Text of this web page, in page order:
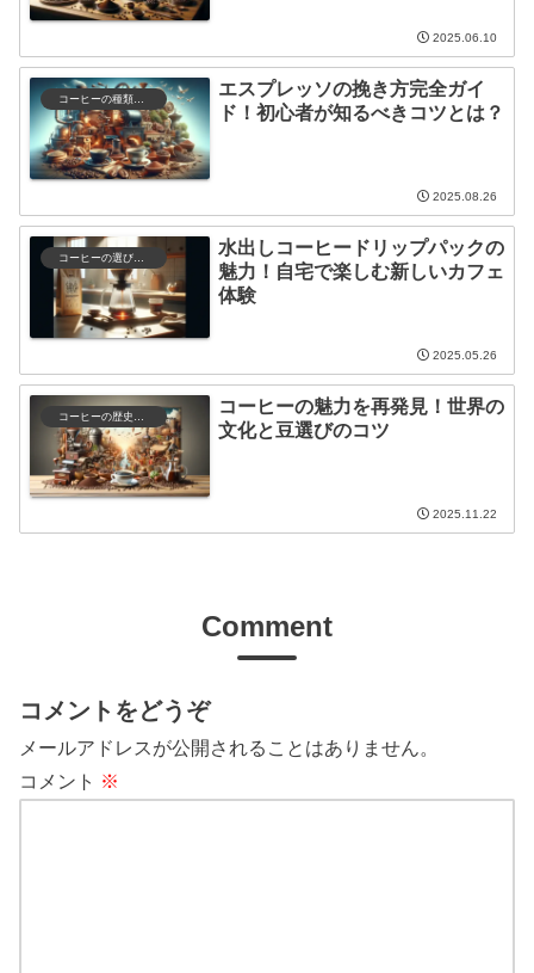
2025.06.10
エスプレッソの挽き方完全ガイ
ド！初心者が知るべきコツとは？
2025.08.26
コーヒーの選び方と保存
水出しコーヒードリップパックの
魅力！自宅で楽しむ新しいカフェ
体験
2025.05.26
コーヒーの歴史と文化
コーヒーの魅力を再発見！世界の
文化と豆選びのコツ
2025.11.22
Comment
コメントをどうぞ
メールアドレスが公開されることはありません。
コメント ※